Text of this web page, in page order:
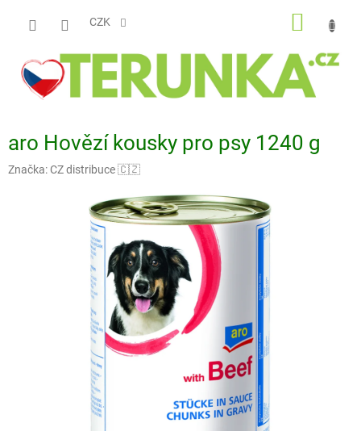
CZK
aro Hovězí kousky pro psy 1240 g
Značka:CZ distribuce 🇨🇿